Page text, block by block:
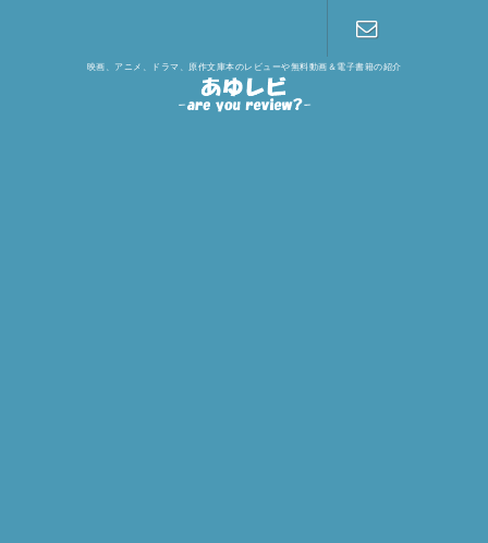
映画、アニメ、ドラマ、原作文庫本のレビューや無料動画＆電子書籍の紹介